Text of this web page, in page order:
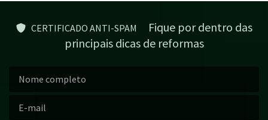
CERTIFICADO ANTI-SPAM
Fique por dentro das
principais dicas de reformas